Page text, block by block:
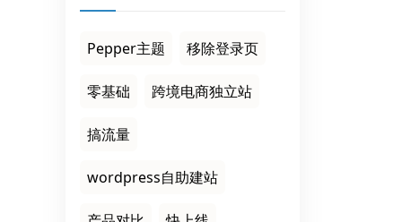
Pepper主题 移除登录页
零基础 跨境电商独立站
搞流量
wordpress自助建站